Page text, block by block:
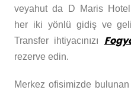
veyahut da D Maris
her iki yönlü gidiş ve
Transfer ihtiyacınızı
rezerve edin.
Merkez ofisimizde